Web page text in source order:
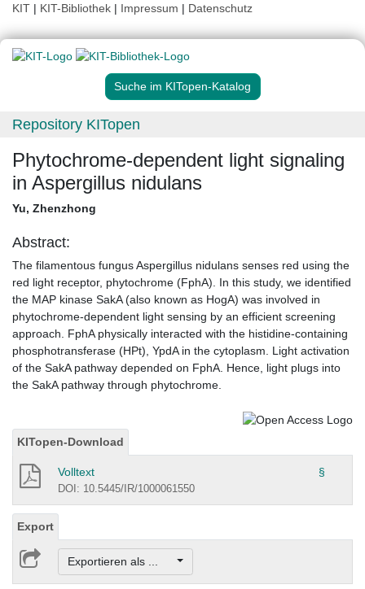
KIT | KIT-Bibliothek | Impressum | Datenschutz
Suche im KITopen-Katalog
Repository KITopen
Phytochrome-dependent light signaling
in Aspergillus nidulans
Yu, Zhenzhong
Abstract:
The filamentous fungus Aspergillus nidulans senses red using the
red light receptor, phytochrome (FphA). In this study, we identified
the MAP kinase SakA (also known as HogA) was involved in
phytochrome-dependent light sensing by an efficient screening
approach. FphA physically interacted with the histidine-containing
phosphotransferase (HPt), YpdA in the cytoplasm. Light activation
of the SakA pathway depended on FphA. Hence, light plugs into
the SakA pathway through phytochrome.
KITopen-Download
Volltext §
DOI: 10.5445/IR/1000061550
Export
Exportieren als ...